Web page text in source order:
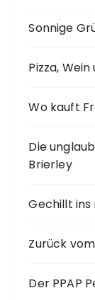
Sonnige
Pizza,
Wo kauft
Die
Brierley
Gechillt
Zurück
Der PPAP